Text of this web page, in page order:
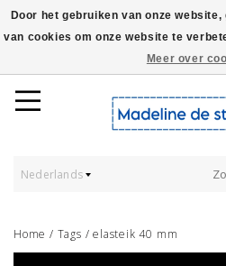
Worldwide Shipping - Onze
Nederlands
Home / Tags /elasteik 40 mm
Door het gebruiken van onze
van cookies om onze website te
Meer over